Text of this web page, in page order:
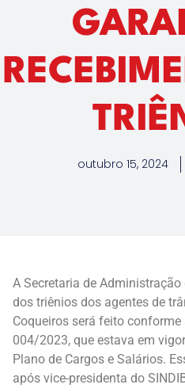
outubro 15, 2024
A Secretaria de
dos triênios dos agentes de
Coqueiros será feito
004/2023, que estava em
Plano de Cargos e Salários.
após vice-presidenta do